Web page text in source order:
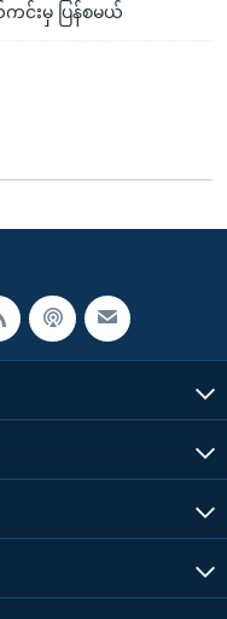
ကင်းမှ ပြန်စမယ်